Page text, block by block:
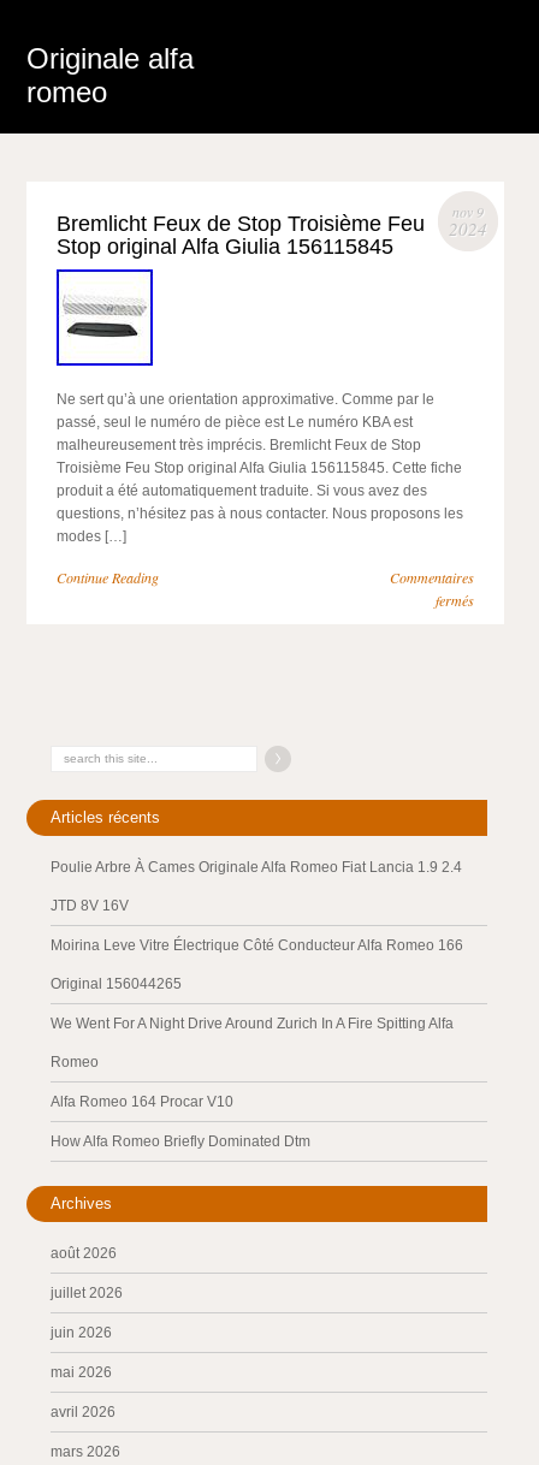
Originale alfa
romeo
nov 9
2024
Bremlicht Feux de Stop Troisième Feu
Stop original Alfa Giulia 156115845
Ne sert qu’à une orientation approximative. Comme par le
passé, seul le numéro de pièce est Le numéro KBA est
malheureusement très imprécis. Bremlicht Feux de Stop
Troisième Feu Stop original Alfa Giulia 156115845. Cette fiche
produit a été automatiquement traduite. Si vous avez des
questions, n’hésitez pas à nous contacter. Nous proposons les
modes […]
Continue Reading
Commentaires
fermés
Articles récents
Poulie Arbre À Cames Originale Alfa Romeo Fiat Lancia 1.9 2.4
JTD 8V 16V
Moirina Leve Vitre Électrique Côté Conducteur Alfa Romeo 166
Original 156044265
We Went For A Night Drive Around Zurich In A Fire Spitting Alfa
Romeo
Alfa Romeo 164 Procar V10
How Alfa Romeo Briefly Dominated Dtm
Archives
août 2026
juillet 2026
juin 2026
mai 2026
avril 2026
mars 2026